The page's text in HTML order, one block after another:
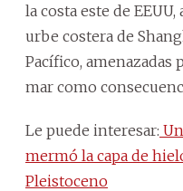
la costa este de
urbe costera de
Pacífico,
mar como
Le puede interesar:
mermó la capa de
Pleistoceno